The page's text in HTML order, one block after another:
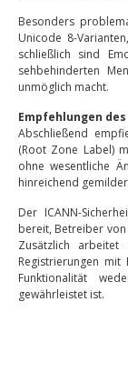
Besonders
Unicode 8-
schließlich sind
sehbehinderten
unmöglich macht.
Empfehlungen des
Abschließend
(Root Zone Label)
ohne wesentliche
hinreichend
Der ICANN-
bereit, Betreiber
Zusätzlich
Registrierungen
Funktionalität
gewährleistet ist.